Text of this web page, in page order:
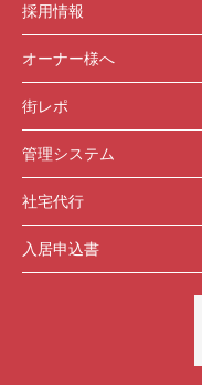
採用情報
オーナー様へ
街レポ
管理システム
社宅代行
入居申込書